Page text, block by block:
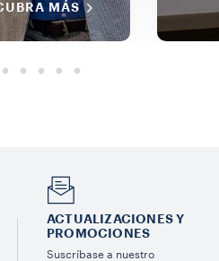
MÁS
ACTUALIZACIONES Y
PROMOCIONES
Suscríbase a nuestro